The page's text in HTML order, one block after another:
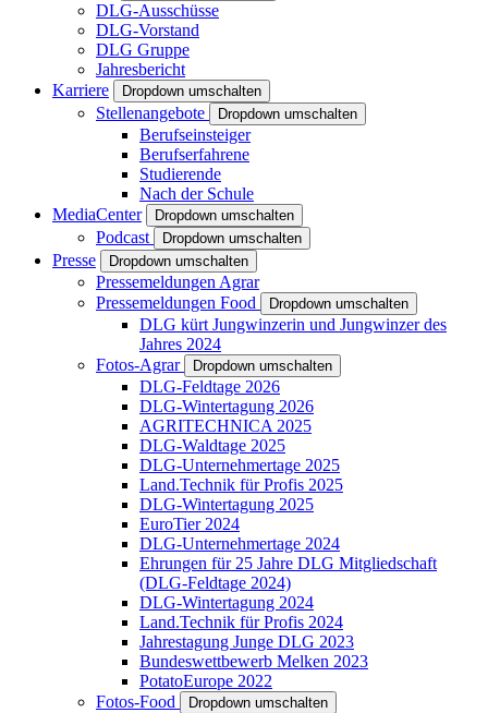
DLG-Ausschüsse
DLG-Vorstand
DLG Gruppe
Jahresbericht
Karriere
Dropdown umschalten
Stellenangebote Dropdown umschalten
Berufseinsteiger
Berufserfahrene
Studierende
Nach der Schule
MediaCenter
Dropdown umschalten
Podcast Dropdown umschalten
Presse Dropdown umschalten
Pressemeldungen Agrar
Pressemeldungen Food
Dropdown umschalten
DLG kürt Jungwinzerin und Jungwinzer des
Jahres 2024
Fotos-Agrar
Dropdown umschalten
DLG-Feldtage 2026
DLG-Wintertagung 2026
AGRITECHNICA 2025
DLG-Waldtage 2025
DLG-Unternehmertage 2025
Land.Technik für Profis 2025
DLG-Wintertagung 2025
EuroTier 2024
DLG-Unternehmertage 2024
Ehrungen für 25 Jahre DLG Mitgliedschaft
(DLG-Feldtage 2024)
DLG-Wintertagung 2024
Land.Technik für Profis 2024
Jahrestagung Junge DLG 2023
Bundeswettbewerb Melken 2023
PotatoEurope 2022
Fotos-Food
Dropdown umschalten